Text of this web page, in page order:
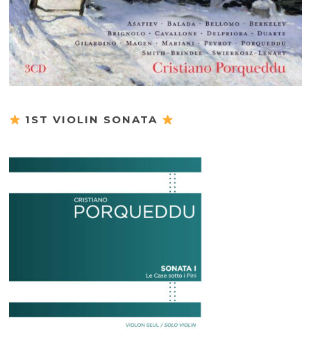
1ST VIOLIN SONATA